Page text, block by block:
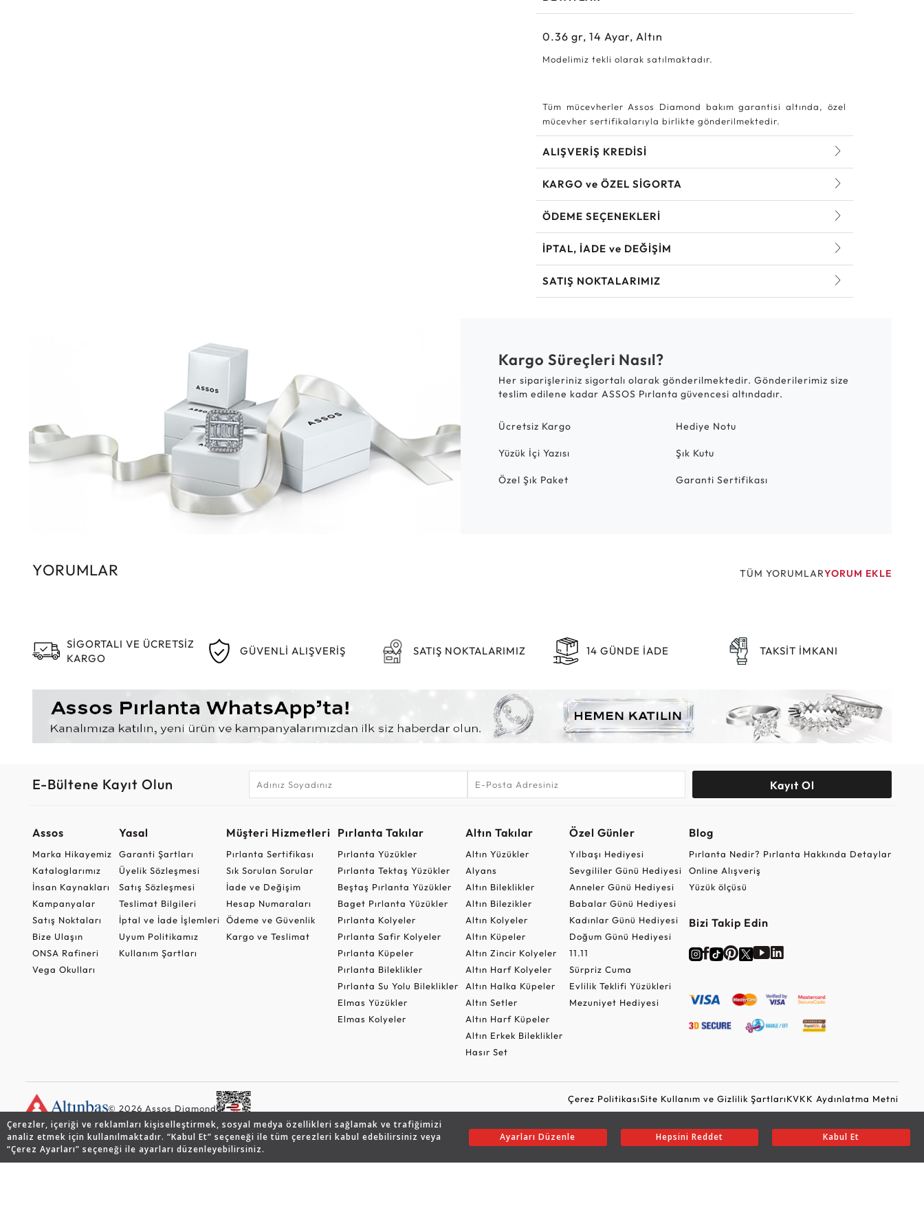
Çerezler, içeriği ve reklamları kişiselleştirmek, sosyal medya özellikleri sağlamak ve trafiğimizi
analiz etmek için kullanılmaktadır. “Kabul Et” seçeneği ile tüm çerezleri kabul edebilirsiniz veya
“Çerez Ayarları” seçeneği ile ayarları düzenleyebilirsiniz.
Ayarları Düzenle Hepsini Reddet Kabul Et
0.36gr,14Ayar, Altın
Modelimiz tekli olarak satılmaktadır.
Tüm mücevherler Assos Diamond bakım garantisi altında, özel
mücevher sertifikalarıyla birlikte gönderilmektedir.
ALIŞVERİŞ KREDİSİ
KARGO ve ÖZEL SİGORTA
ÖDEME SEÇENEKLERİ
İPTAL, İADE ve DEĞİŞİM
SATIŞ NOKTALARIMIZ
Kargo Süreçleri Nasıl?
Her siparişleriniz sigortalı olarak gönderilmektedir. Gönderilerimiz size
teslim edilene kadar ASSOS Pırlanta güvencesi altındadır.
Ücretsiz Kargo Hediye Notu
Yüzük İçi Yazısı Şık Kutu
Özel Şık Paket Garanti Sertifikası
YORUMLAR TÜM YORUMLARYORUM EKLE
SİGORTALI VE ÜCRETSİZ
KARGO
GÜVENLİ ALIŞVERİŞ SATIŞ NOKTALARIMIZ 14 GÜNDE İADE TAKSİT İMKANI
E-Bültene Kayıt Olun Kayıt Ol
Assos
Marka Hikayemiz
Kataloglarımız
İnsan Kaynakları
Kampanyalar
Satış Noktaları
Bize Ulaşın
ONSA Rafineri
Vega Okulları
Yasal
Garanti Şartları
Üyelik Sözleşmesi
Satış Sözleşmesi
Teslimat Bilgileri
İptal ve İade İşlemleri
Uyum Politikamız
Kullanım Şartları
Müşteri Hizmetleri
Pırlanta Sertifikası
Sık Sorulan Sorular
İade ve Değişim
Hesap Numaraları
Ödeme ve Güvenlik
Kargo ve Teslimat
Pırlanta Takılar
Pırlanta Yüzükler
Pırlanta Tektaş Yüzükler
Beştaş Pırlanta Yüzükler
Baget Pırlanta Yüzükler
Pırlanta Kolyeler
Pırlanta Safir Kolyeler
Pırlanta Küpeler
Pırlanta Bileklikler
Pırlanta Su Yolu Bileklikler
Elmas Yüzükler
Elmas Kolyeler
Altın Takılar
Altın Yüzükler
Alyans
Altın Bileklikler
Altın Bilezikler
Altın Kolyeler
Altın Küpeler
Altın Zincir Kolyeler
Altın Harf Kolyeler
Altın Halka Küpeler
Altın Setler
Altın Harf Küpeler
Altın Erkek Bileklikler
Hasır Set
Özel Günler
Yılbaşı Hediyesi
Sevgililer Günü Hediyesi
Anneler Günü Hediyesi
Babalar Günü Hediyesi
Kadınlar Günü Hediyesi
Doğum Günü Hediyesi
11.11
Sürpriz Cuma
Evlilik Teklifi Yüzükleri
Mezuniyet Hediyesi
Blog
Pırlanta Nedir? Pırlanta Hakkında Detaylar
Online Alışveriş
Yüzük ölçüsü
Bizi Takip Edin
© 2026 Assos Diamond
Çerez PolitikasıSite Kullanım ve Gizlilik ŞartlarıKVKK Aydınlatma Metni